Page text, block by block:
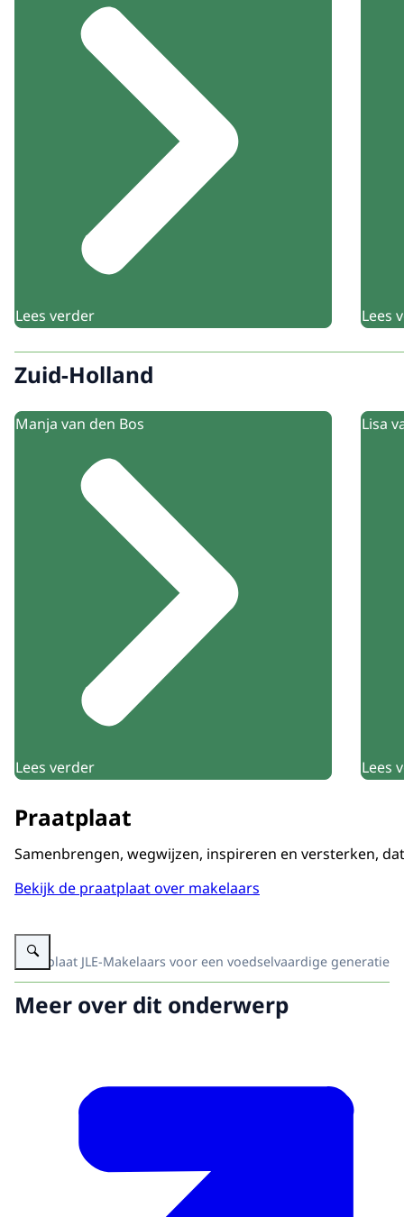
Lees verder Lees
Zuid-Holland
Manja van den Bos
Lees verder
Lisa
Lees
Praatplaat
Samenbrengen, wegwijzen, inspireren en versterken,
Bekijk de praatplaat over makelaars
Vergroot afbeelding Praatplaat met illustraties en tekst over wat een
Praatplaat JLE-Makelaars voor een voedselvaardige generatie
Meer over dit onderwerp